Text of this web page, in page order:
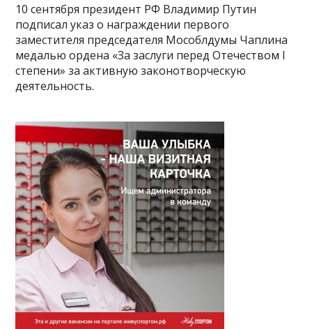
10 сентября президент РФ Владимир Путин
подписал указ о награждении первого
заместителя председателя Мособлдумы Чаплина
медалью ордена «За заслуги перед Отечеством I
степени» за активную законотворческую
деятельность.